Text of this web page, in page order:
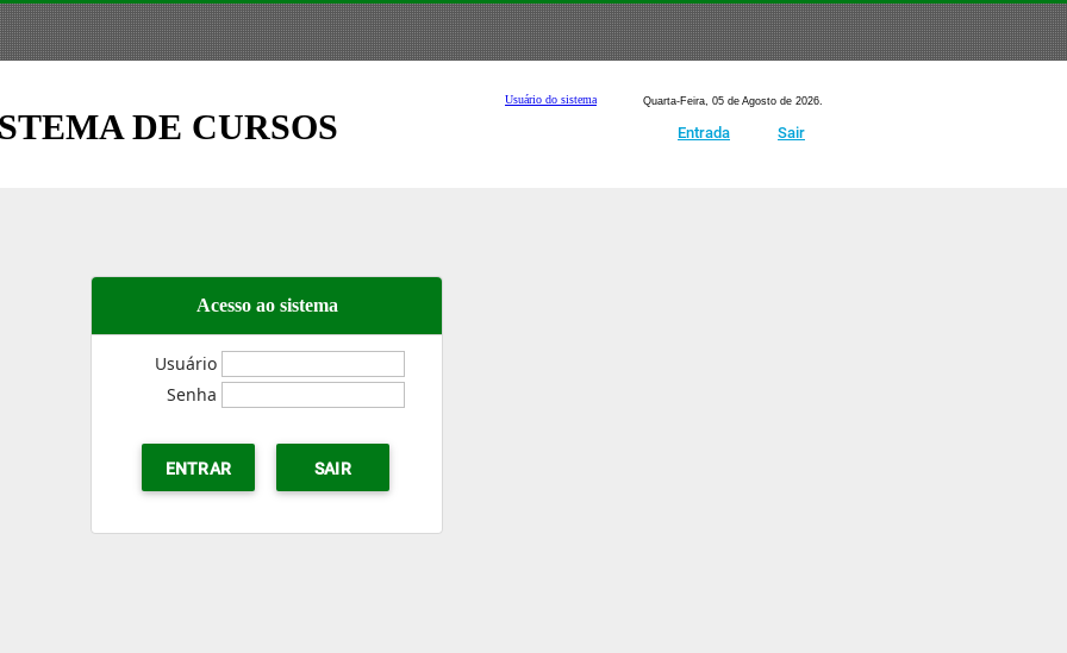
DE CURSOS
Quarta-Feira, 05 de Agosto de 2026.
Sair
Entrada
Usuário do sistema
Acesso ao sistema
Usuário
Senha
ENTRAR SAIR